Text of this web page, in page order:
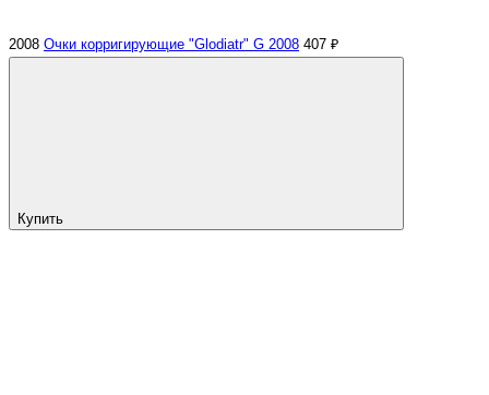
2008 Очки корригирующие "Glodiatr" G 2008 407 ₽
Купить